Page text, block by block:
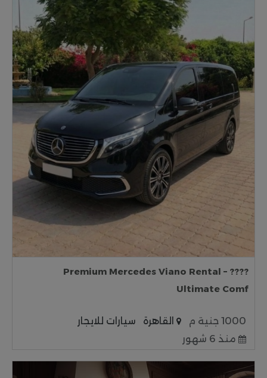
???? Premium Mercedes Viano Rental –
Ultimate Comf
1000 جنية م القاهرة
سيارات للايجار
منذ 6 شهور